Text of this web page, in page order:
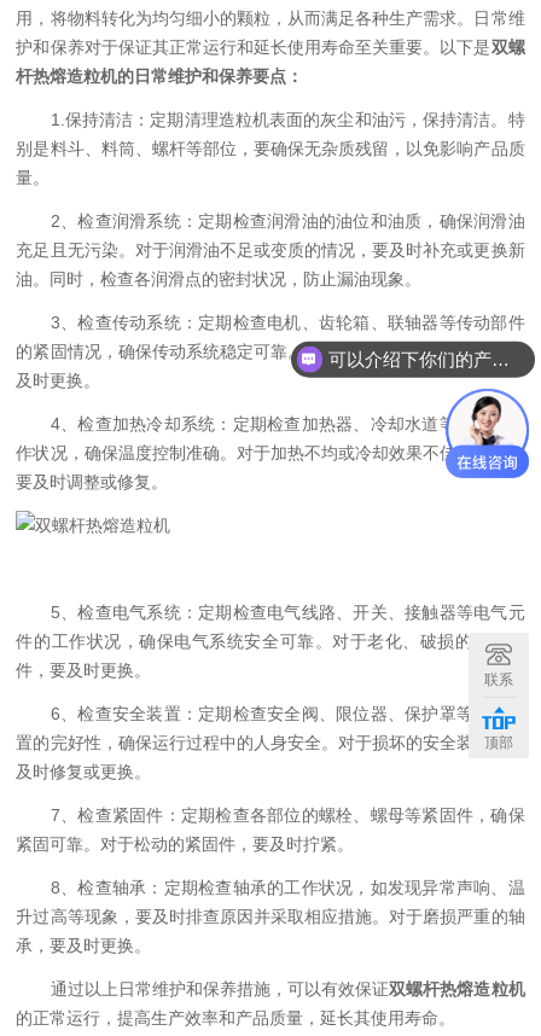
用，将物料转化为均匀细小的颗粒，从而满足各种生产需求。日常维
护和保养对于保证其正常运行和延长使用寿命至关重要。以下是双螺
杆热熔造粒机的日常维护和保养要点：
1.保持清洁：定期清理造粒机表面的灰尘和油污，保持清洁。特
别是料斗、料筒、螺杆等部位，要确保无杂质残留，以免影响产品质
量。
2、检查润滑系统：定期检查润滑油的油位和油质，确保润滑油
充足且无污染。对于润滑油不足或变质的情况，要及时补充或更换新
油。同时，检查各润滑点的密封状况，防止漏油现象。
3、检查传动系统：定期检查电机、齿轮箱、联轴器等传动部件
的紧固情况，确保传动系统稳定可靠。对于磨损严重的传动部件，要
及时更换。
4、检查加热冷却系统：定期检查加热器、冷却水道等部件的工
作状况，确保温度控制准确。对于加热不均或冷却效果不佳的情况，
要及时调整或修复。
5、检查电气系统：定期检查电气线路、开关、接触器等电气元
件的工作状况，确保电气系统安全可靠。对于老化、破损的电气元
件，要及时更换。
6、检查安全装置：定期检查安全阀、限位器、保护罩等安全装
置的完好性，确保运行过程中的人身安全。对于损坏的安全装置，要
及时修复或更换。
7、检查紧固件：定期检查各部位的螺栓、螺母等紧固件，确保
紧固可靠。对于松动的紧固件，要及时拧紧。
8、检查轴承：定期检查轴承的工作状况，如发现异常声响、温
升过高等现象，要及时排查原因并采取相应措施。对于磨损严重的轴
承，要及时更换。
通过以上日常维护和保养措施，可以有效保证双螺杆热熔造粒机
的正常运行，提高生产效率和产品质量，延长其使用寿命。
联系
顶部
可以介绍下你们的产品么